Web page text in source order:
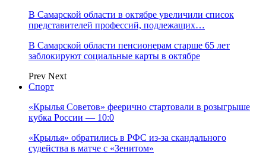
В Самарской области в октябре увеличили список
представителей профессий, подлежащих…
В Самарской области пенсионерам старше 65 лет
заблокируют социальные карты в октябре
Prev Next
Спорт
«Крылья Советов» феерично стартовали в розыгрыше
кубка России — 10:0
«Крылья» обратились в РФС из-за скандального
судейства в матче с «Зенитом»